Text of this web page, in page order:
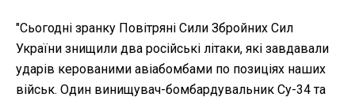
"Сьогодні зранку Повітряні Сили Збройних Сил
України знищили два російські літаки, які завдавали
ударів керованими авіабомбами по позиціях наших
військ. Один винищувач-бомбардувальник Су-34 та